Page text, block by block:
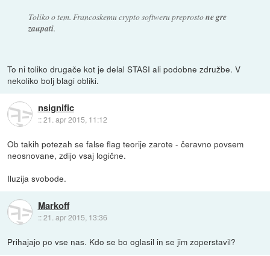
Toliko o tem. Francoskemu crypto softweru preprostone gre
zaupati.
To ni toliko drugače kot je delal STASI ali podobne združbe. V
nekoliko bolj blagi obliki.
nsignific
::21. apr 2015, 11:12
Ob takih potezah se false flag teorije zarote - čeravno povsem
neosnovane, zdijo vsaj logične.
Iluzija svobode.
Markoff
::21. apr 2015, 13:36
Prihajajo po vse nas. Kdo se bo oglasil in se jim zoperstavil?